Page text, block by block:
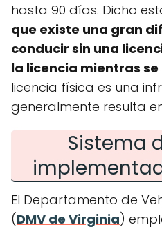
hasta 90 días. Dicho
que existe una gran
conducir sin una
la licencia mientras
licencia física es una
generalmente resulta
Sistema
El Departamento de
(DMV de Virginia)